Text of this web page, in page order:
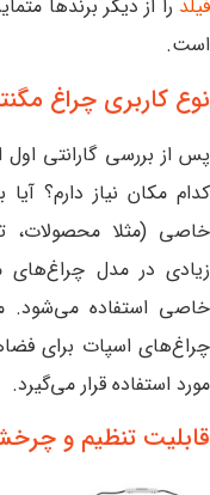
فیلد را از دیگر برندها
است.
نوع کاربری چراغ
پس از بررسی گارانتی اول
کدام مکان نیاز دارم؟
خاصی (مثلا محصولات،
زیادی در مدل چراغ‌های
خاصی استفاده می‌شود.
چراغ‌های اسپات برای
مورد استفاده قرار می‌گیرد.
قابلیت تنظیم و